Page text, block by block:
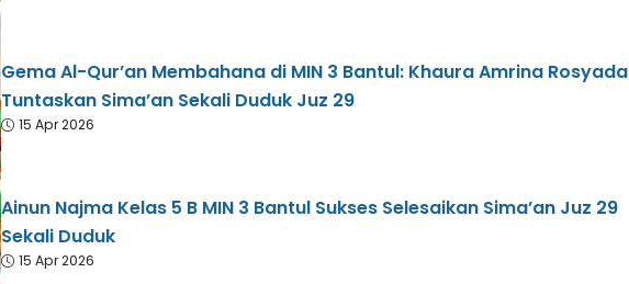
Gema Al-Qur’an Membahana di MIN 3 Bantul: Khaura Amrina Rosyada
Tuntaskan Sima’an Sekali Duduk Juz 29
15 Apr 2026
Ainun Najma Kelas 5 B MIN 3 Bantul Sukses Selesaikan Sima’an Juz 29
Sekali Duduk
15 Apr 2026